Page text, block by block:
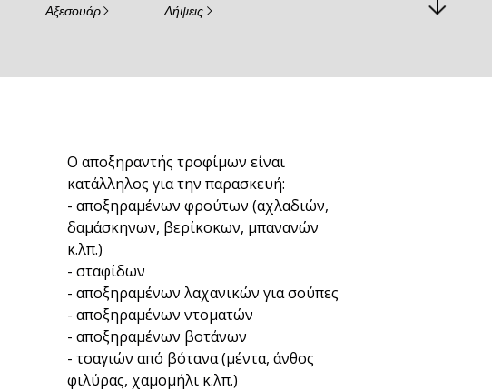
Αξεσουάρ Λήψεις
Ο αποξηραντής τροφίμων είναι
κατάλληλος για την παρασκευή:
- αποξηραμένων φρούτων (αχλαδιών,
δαμάσκηνων, βερίκοκων, μπανανών
κ.λπ.)
- σταφίδων
- αποξηραμένων λαχανικών για σούπες
- αποξηραμένων ντοματών
- αποξηραμένων βοτάνων
- τσαγιών από βότανα (μέντα, άνθος
φιλύρας, χαμομήλι κ.λπ.)